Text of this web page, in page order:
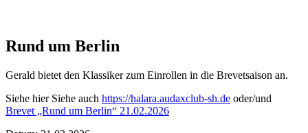
Rund um Berlin
Gerald bietet den Klassiker zum Einrollen in die Brevetsaison an.
Siehe hier Siehe auch https://halara.audaxclub-sh.de oder/und
Brevet „Rund um Berlin“ 21.02.2026